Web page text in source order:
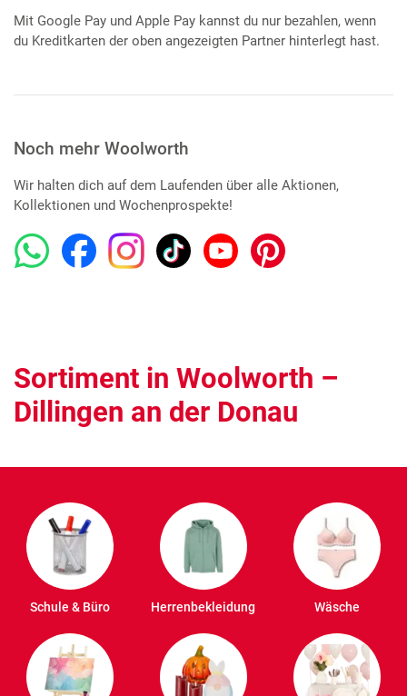
Mit Google Pay und Apple Pay kannst du nur bezahlen, wenn
du Kreditkarten der oben angezeigten Partner hinterlegt hast.
Noch mehr Woolworth
Wir halten dich auf dem Laufenden über alle Aktionen,
Kollektionen und Wochenprospekte!
Sortiment in Woolworth –
Dillingen an der Donau
Schule & Büro Herrenbekleidung Wäsche